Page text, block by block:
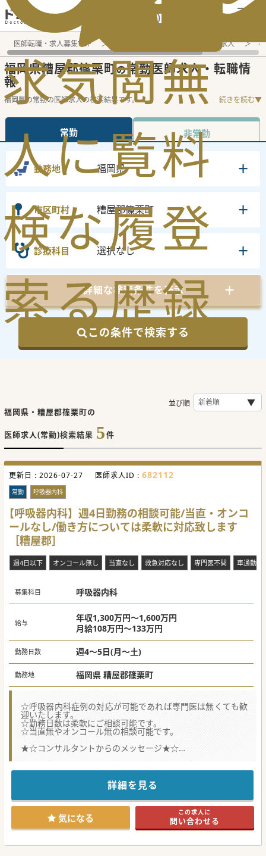
電話でのお問い合わせ：平日9:30-19:00
求
人
検
索
気
に
な
る
閲
覧
履
歴
無
料
登
録
医師転職・求人募集TOP 福岡県 医師求人
福岡県糟屋郡篠栗町 の常勤医師求人・転職情
報
福岡県の常勤の医師求人の検索結果です。... 続きを読む▼
常勤 非常勤
勤務地 福岡県
市区町村 糟屋郡篠栗町
診療科目 選択なし
詳細な検索条件を表示
この条件で検索する
福岡県・糟屋郡篠栗町の
医師求人(常勤)検索結果 5件
並び順
更新日 : 2026-07-27 医師求人ID : 682112
常勤 呼吸器内科
【呼吸器内科】週4日勤務の相談可能/当直・オンコ
ールなし/働き方については柔軟に対応致します
［糟屋郡］
週4日以下 オンコール無し 当直なし 救急対応なし 専門医不問 車通勤可
募集科目 呼吸器内科
給与
年収1,300万円～1,600万円
月給108万円～133万円
勤務日数 週4～5日(月～土)
勤務地 福岡県 糟屋郡篠栗町
☆呼吸器内科症例の対応が可能であれば専門医は無くても歓
迎いたします。
☆勤務日数は柔軟にご相談可能です。
☆当直無やオンコール無の相談可能です。
★☆コンサルタントからのメッセージ★☆
糟屋郡篠栗町にございますケアミックス病院でのご勤務で
内科系のコンサルとして外来対応や病棟管理が出来る方をお
ご興味がございましたらお気軽にお問い合わせください。
#年度内入職可 #秋入職可
詳細を見る
気になる この求人に
問い合わせる